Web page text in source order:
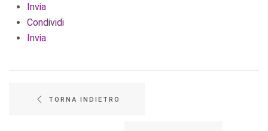
Invia
Condividi
Invia
TORNA INDIETRO